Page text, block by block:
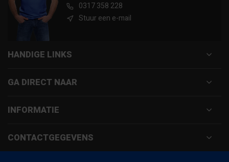
0317 358 228
Stuur een e-mail
HANDIGE LINKS
GA DIRECT NAAR
INFORMATIE
CONTACTGEGEVENS